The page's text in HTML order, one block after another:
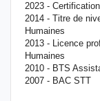
2023 -
2014 - Titre de
Humaines
2013 - Licence
Humaines
2010 - BTS
2007 - BAC STT